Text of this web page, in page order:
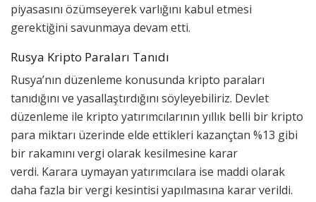
piyasasını özümseyerek varlığını kabul etmesi
gerektiğini savunmaya devam etti.
Rusya Kripto Paraları Tanıdı
Rusya’nın düzenleme konusunda kripto paraları
tanıdığını ve yasallaştırdığını söyleyebiliriz. Devlet
düzenleme ile kripto yatırımcılarının yıllık belli bir kripto
para miktarı üzerinde elde ettikleri kazançtan %13 gibi
bir rakamını vergi olarak kesilmesine karar
verdi. Karara uymayan yatırımcılara ise maddi olarak
daha fazla bir vergi kesintisi yapılmasına karar verildi.